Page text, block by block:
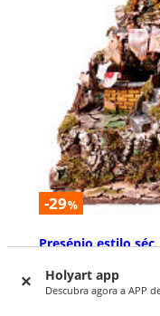
Holyart app
Descubra agora a APP
-29%
Presépio estilo
ESGOTADO